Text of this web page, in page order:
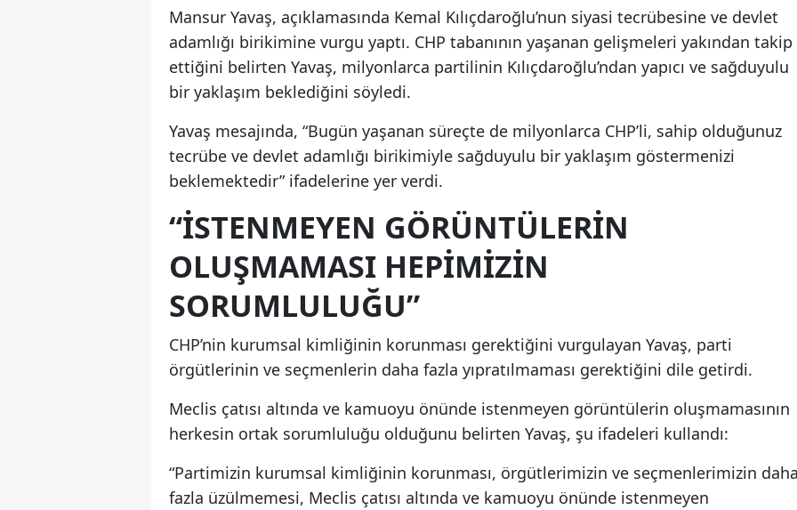
Mansur Yavaş, açıklamasında Kemal Kılıçdaroğlu’nun siyasi tecrübesine ve devlet
adamlığı birikimine vurgu yaptı. CHP tabanının yaşanan gelişmeleri yakından takip
ettiğini belirten Yavaş, milyonlarca partilinin Kılıçdaroğlu’ndan yapıcı ve sağduyulu
bir yaklaşım beklediğini söyledi.
Yavaş mesajında, “Bugün yaşanan süreçte de milyonlarca CHP’li, sahip olduğunuz
tecrübe ve devlet adamlığı birikimiyle sağduyulu bir yaklaşım göstermenizi
beklemektedir” ifadelerine yer verdi.
“İSTENMEYEN GÖRÜNTÜLERİN
OLUŞMAMASI HEPİMİZİN
SORUMLULUĞU”
CHP’nin kurumsal kimliğinin korunması gerektiğini vurgulayan Yavaş, parti
örgütlerinin ve seçmenlerin daha fazla yıpratılmaması gerektiğini dile getirdi.
Meclis çatısı altında ve kamuoyu önünde istenmeyen görüntülerin oluşmamasının
herkesin ortak sorumluluğu olduğunu belirten Yavaş, şu ifadeleri kullandı:
“Partimizin kurumsal kimliğinin korunması, örgütlerimizin ve seçmenlerimizin
fazla üzülmemesi, Meclis çatısı altında ve kamuoyu önünde istenmeyen